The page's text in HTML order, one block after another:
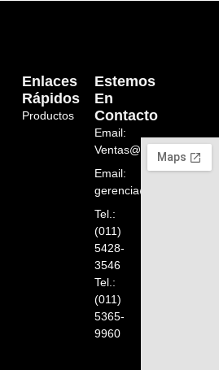
Enlaces
Rápidos
Productos
Estemos
En
Contacto
Email:
Ventas@orelion.com.ar
Email:
gerencia@orelion.com.ar
Tel.:
(011)
5428-
3546
Tel.:
(011)
5365-
9960